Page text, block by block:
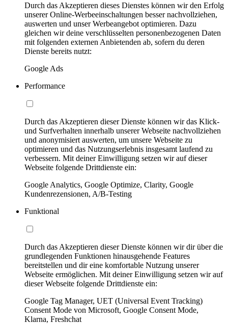
Durch das Akzeptieren dieses Dienstes können wir den Erfolg
unserer Online-Werbeeinschaltungen besser nachvollziehen,
auswerten und unser Werbeangebot optimieren. Dazu
gleichen wir deine verschlüsselten personenbezogenen Daten
mit folgenden externen Anbietenden ab, sofern du deren
Dienste bereits nutzt:
Google Ads
Performance
Durch das Akzeptieren dieser Dienste können wir das Klick-
und Surfverhalten innerhalb unserer Webseite nachvollziehen
und anonymisiert auswerten, um unsere Webseite zu
optimieren und das Nutzungserlebnis insgesamt laufend zu
verbessern. Mit deiner Einwilligung setzen wir auf dieser
Webseite folgende Drittdienste ein:
Google Analytics, Google Optimize, Clarity, Google
Kundenrezensionen, A/B-Testing
Funktional
Durch das Akzeptieren dieser Dienste können wir dir über die
grundlegenden Funktionen hinausgehende Features
bereitstellen und dir eine komfortable Nutzung unserer
Webseite ermöglichen. Mit deiner Einwilligung setzen wir auf
dieser Webseite folgende Drittdienste ein:
Google Tag Manager, UET (Universal Event Tracking)
Consent Mode von Microsoft, Google Consent Mode,
Klarna, Freshchat